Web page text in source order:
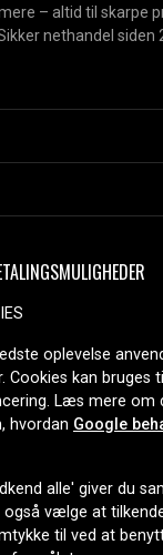
– altid til skarpe
nethandel siden
© 2026, Spares Nordic
oplevelse
Cookies kan bruges
Læs mere om
hvordan Google
alle' giver du
vælge at
til ved at